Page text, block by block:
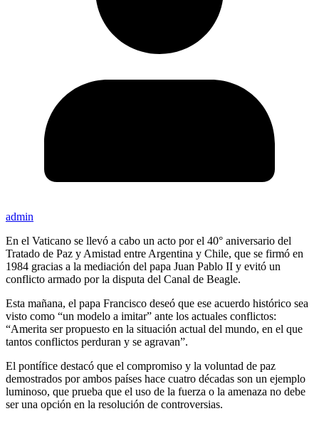
admin
En el Vaticano se llevó a cabo un acto por el 40° aniversario del
Tratado de Paz y Amistad entre Argentina y Chile, que se firmó en
1984 gracias a la mediación del papa Juan Pablo II y evitó un
conflicto armado por la disputa del Canal de Beagle.
Esta mañana, el papa Francisco deseó que ese acuerdo histórico sea
visto como “un modelo a imitar” ante los actuales conflictos:
“Amerita ser propuesto en la situación actual del mundo, en el que
tantos conflictos perduran y se agravan”.
El pontífice destacó que el compromiso y la voluntad de paz
demostrados por ambos países hace cuatro décadas son un ejemplo
luminoso, que prueba que el uso de la fuerza o la amenaza no debe
ser una opción en la resolución de controversias.